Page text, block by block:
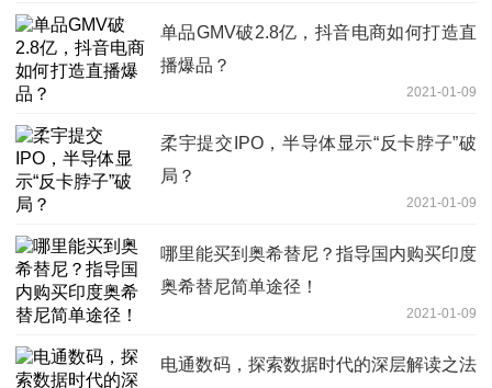
单品GMV破2.8亿，抖音电商如何打造直
播爆品？
2021-01-09
柔宇提交IPO，半导体显示“反卡脖子”破
局？
2021-01-09
哪里能买到奥希替尼？指导国内购买印度
奥希替尼简单途径！
2021-01-09
电通数码，探索数据时代的深层解读之法